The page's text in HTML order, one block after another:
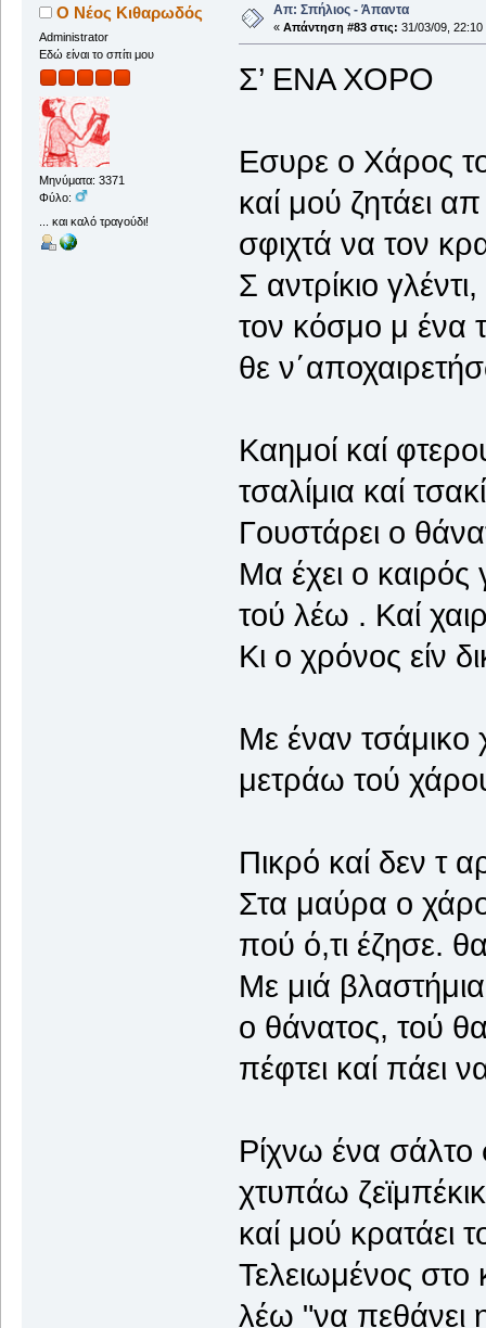
Ο Νέος Κιθαρωδός
Administrator
Εδώ είναι το σπίτι μου
Μηνύματα: 3371
Φύλο:
... και καλό τραγούδι!
Απ: Σπήλιος - Άπαντα
« Απάντηση #83 στις: 31/03/09, 22:10
Σ’ ΕΝΑ ΧΟΡΟ
Εσυρε ο Χάρος
καί μού ζητάει
σφιχτά να τον
Σ αντρίκιο
τον κόσμο μ ένα
θε
Καημοί καί
τσαλίμια καί
Γουστάρει ο
Μα έχει ο καιρός
τού λέω . Καί
Κι ο χρόνος είν
Με έναν τσάμικο
μετράω τού
Πικρό καί δεν τ
Στα μαύρα ο
πού ό,τι έζησε.
Με μιά
ο θάνατος, τού
πέφτει καί πάει
Ρίχνω ένα σάλτο
χτυπάω
καί μού κρατάει
Τελειωμένος στο
λέω "να πεθάνει